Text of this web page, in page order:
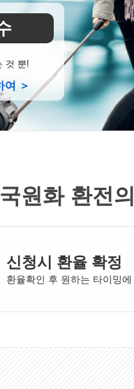
것 뿐!
여 ＞
원화 환전의
신청시 환율 확정
환율확인 후 원하는 타이밍에